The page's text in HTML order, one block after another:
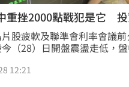
重挫2000點戰犯是它
股疲軟及聯準會利率會議
（28）日開盤震盪走低，
鴻分析，市場信心降溫與科
12:21